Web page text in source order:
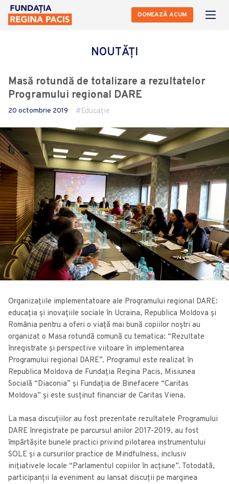
DONEAZĂ ACUM
NOUTĂȚI
Masă rotundă de totalizare a rezultatelor
Programului regional DARE
20 octombrie 2019 Educație
Organizațiile implementatoare ale Programului regional DARE:
educația și inovațiile sociale în Ucraina, Republica Moldova și
România pentru a oferi o viață mai bună copiilor noștri au
organizat o Masa rotundă comună cu tematica: “Rezultate
înregistrate și perspective viitoare în implementarea
Programului regional DARE”. Programul este realizat în
Republica Moldova de Fundația Regina Pacis, Misiunea
Socială “Diaconia” și Fundația de Binefacere “Caritas
Moldova” și este susținut financiar de Caritas Viena.
La masa discuțiilor au fost prezentate rezultatele Programului
DARE înregistrate pe parcursul anilor 2017-2019, au fost
împărtășite bunele practici privind pilotarea instrumentului
SOLE și a cursurilor practice de Mindfulness, inclusiv
inițiativele locale “Parlamentul copiilor în acțiune”. Totodată,
participanții la eveniment au lansat discuții pe marginea